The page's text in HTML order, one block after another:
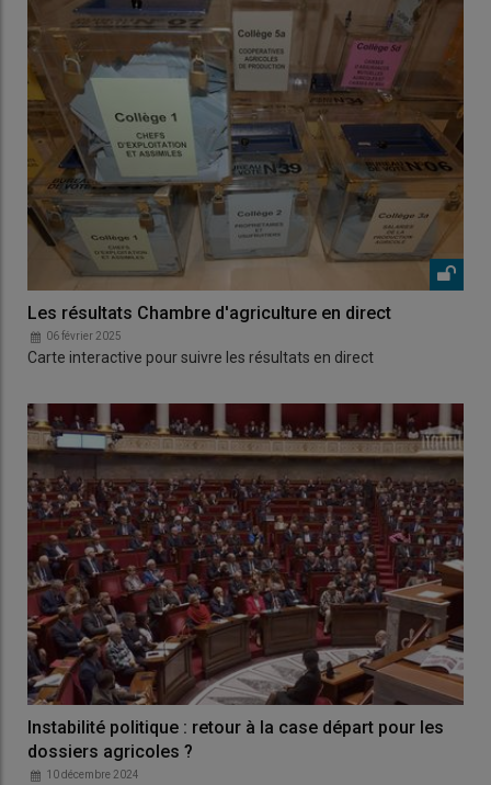
Les résultats Chambre d'agriculture en direct
06 février 2025
Carte interactive pour suivre les résultats en direct
Instabilité politique : retour à la case départ pour les
dossiers agricoles ?
10 décembre 2024